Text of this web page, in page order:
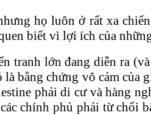
họ luôn ở rất xa
biết vì lợi ích của
lớn đang diễn ra
bằng chứng vô cảm của
phải di cư và hàng
chính phủ phải từ chối